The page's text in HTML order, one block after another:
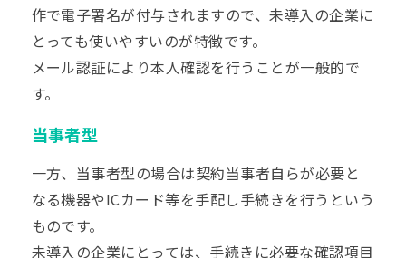
作で電子署名が付与されますので、未導入の企業に
とっても使いやすいのが特徴です。
メール認証により本人確認を行うことが一般的で
す。
当事者型
一方、当事者型の場合は契約当事者自らが必要と
なる機器やICカード等を手配し手続きを行うという
ものです。
未導入の企業にとっては、手続きに必要な確認項目